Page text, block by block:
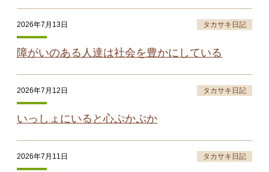
2026年7月13日 タカサキ日記
障がいのある人達は社会を豊かにしている
2026年7月12日 タカサキ日記
いっしょにいると心ぷかぷか
2026年7月11日 タカサキ日記